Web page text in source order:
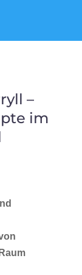
–
im